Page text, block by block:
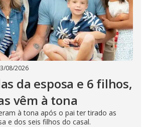
08/2026
da esposa e 6 filhos,
vêm à tona
à tona após o pai ter tirado as
e dos seis filhos do casal.